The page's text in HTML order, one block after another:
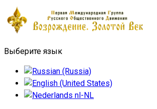
Выберите язык